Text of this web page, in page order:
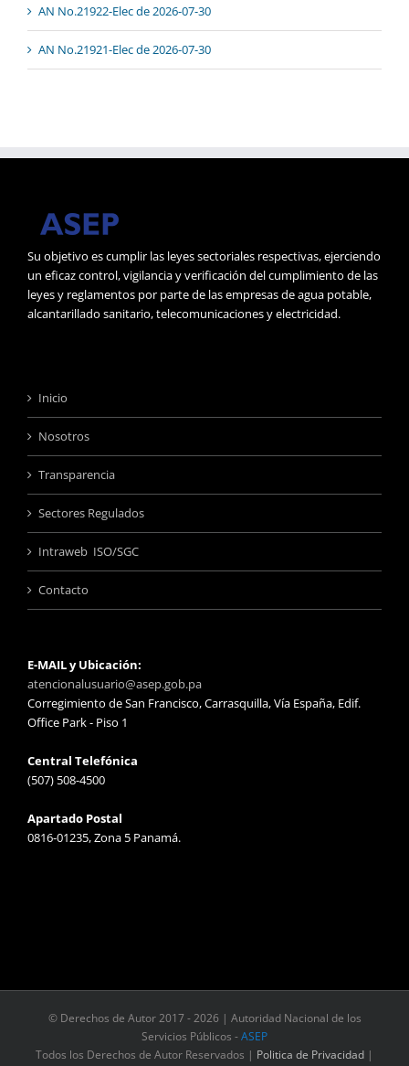
AN No.21922-Elec de 2026-07-30
AN No.21921-Elec de 2026-07-30
Su objetivo es cumplir las leyes sectoriales respectivas, ejerciendo
un eficaz control, vigilancia y verificación del cumplimiento de las
leyes y reglamentos por parte de las empresas de agua potable,
alcantarillado sanitario, telecomunicaciones y electricidad.
Inicio
Nosotros
Transparencia
Sectores Regulados
Intraweb ISO/SGC
Contacto
E-MAIL y Ubicación:
atencionalusuario@asep.gob.pa
Corregimiento de San Francisco, Carrasquilla, Vía España, Edif.
Office Park - Piso 1
Central Telefónica
(507) 508-4500
Apartado Postal
0816-01235, Zona 5 Panamá.
© Derechos de Autor 2017 -2026 | Autoridad Nacional de los
Servicios Públicos -ASEP
Todos los Derechos de Autor Reservados | Politica de Privacidad |